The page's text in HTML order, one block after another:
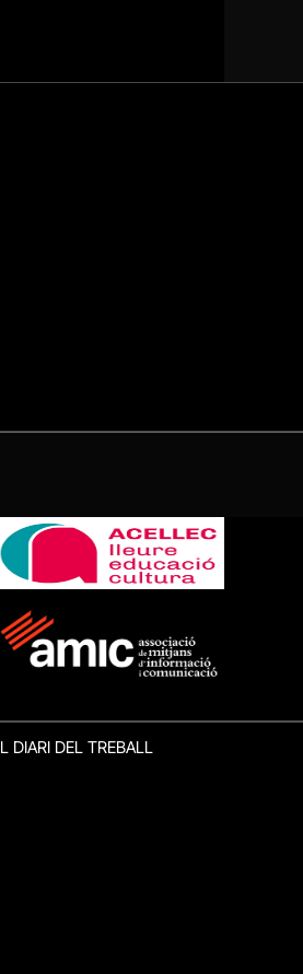
DIARI DEL TREBALL